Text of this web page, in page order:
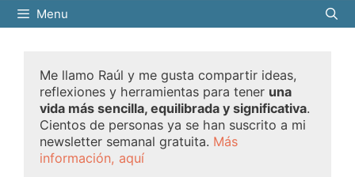
Menu
Me llamo Raúl y me gusta compartir ideas,
reflexiones y herramientas para tener una
vida más sencilla, equilibrada y significativa.
Cientos de personas ya se han suscrito a mi
newsletter semanal gratuita. Más
información, aquí